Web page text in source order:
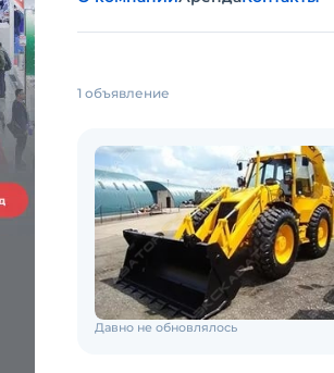
1 объявление
Давно не обновлялось